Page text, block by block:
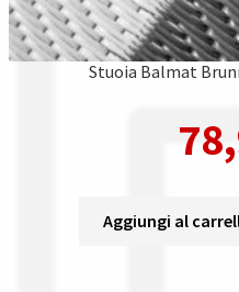
Stuoia Balmat
Aggiungi al